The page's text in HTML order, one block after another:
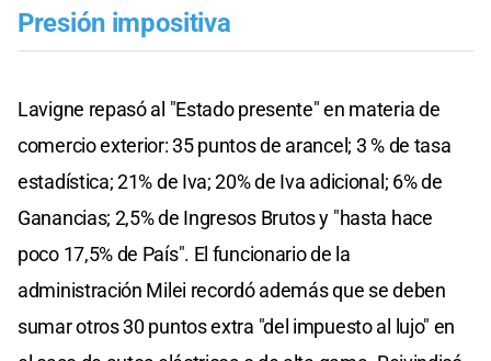
Presión impositiva
Lavigne repasó al "Estado presente" en materia de
comercio exterior: 35 puntos de arancel; 3 % de tasa
estadística; 21% de Iva; 20% de Iva adicional; 6% de
Ganancias; 2,5% de Ingresos Brutos y "hasta hace
poco 17,5% de País". El funcionario de la
administración Milei recordó además que se deben
sumar otros 30 puntos extra "del impuesto al lujo" en